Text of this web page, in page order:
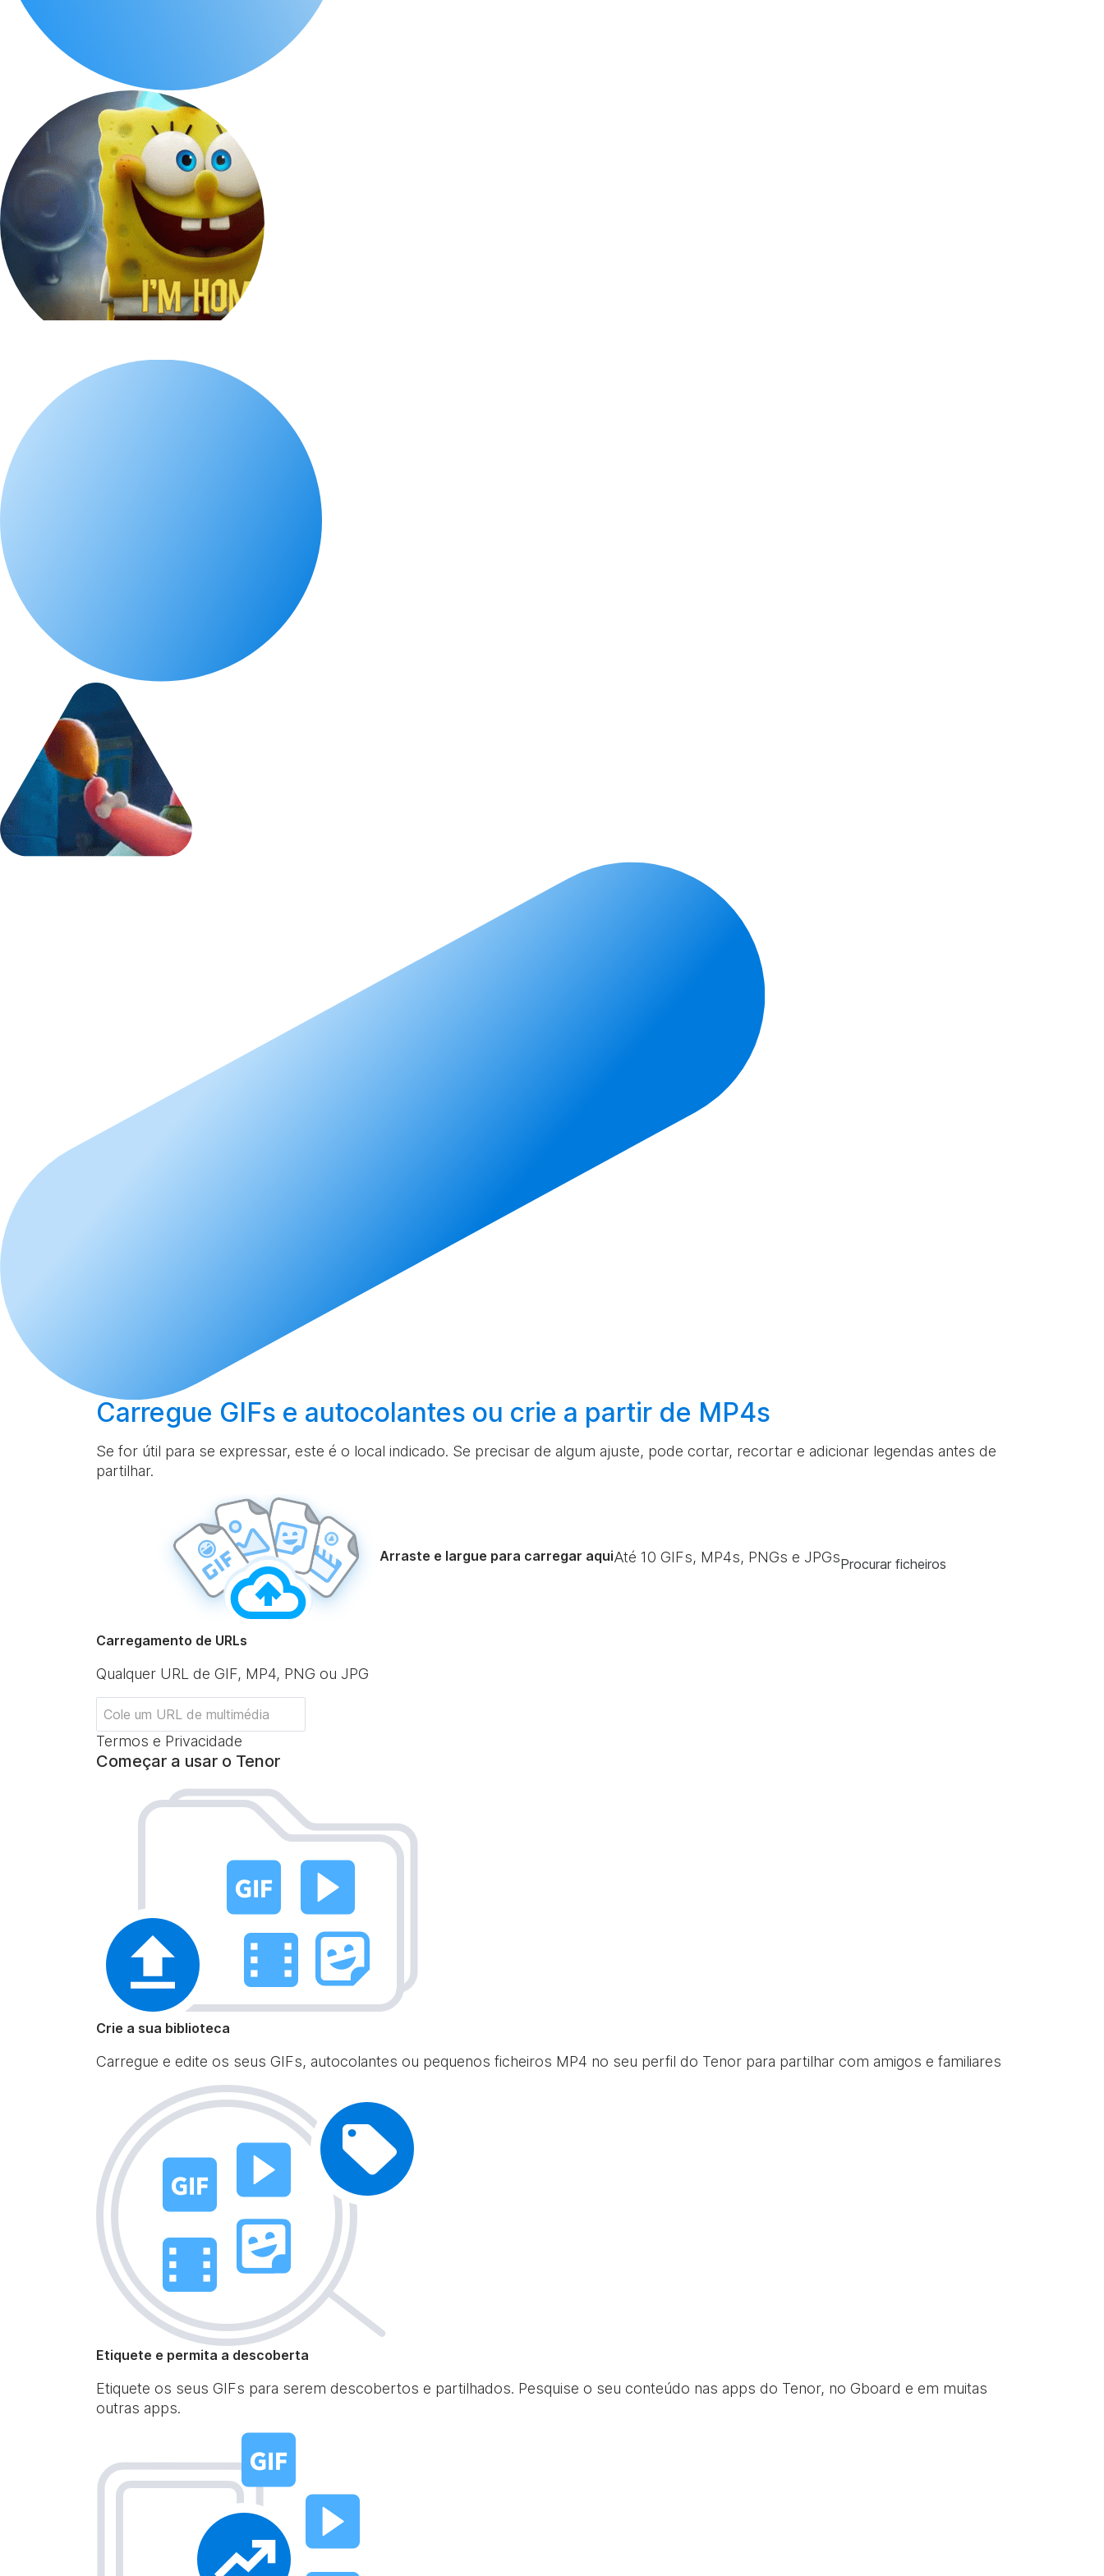
Carregue GIFs e autocolantes ou crie a partir de MP4s
Se for útil para se expressar, este é o local indicado. Se precisar de algum ajuste, pode cortar, recortar e adicionar legendas antes de
partilhar.
Arraste e largue para carregar aquiAté 10 GIFs, MP4s, PNGs e JPGsProcurar ficheiros
Carregamento de URLs
Qualquer URL de GIF, MP4, PNG ou JPG
Termos e Privacidade
Começar a usar o Tenor
Crie a sua biblioteca
Carregue e edite os seus GIFs, autocolantes ou pequenos ficheiros MP4 no seu perfil do Tenor para partilhar com amigos e familiares
Etiquete e permita a descoberta
Etiquete os seus GIFs para serem descobertos e partilhados. Pesquise o seu conteúdo nas apps do Tenor, no Gboard e em muitas
outras apps.